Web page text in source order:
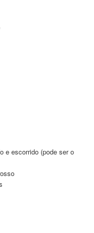
e escorrido (pode ser o